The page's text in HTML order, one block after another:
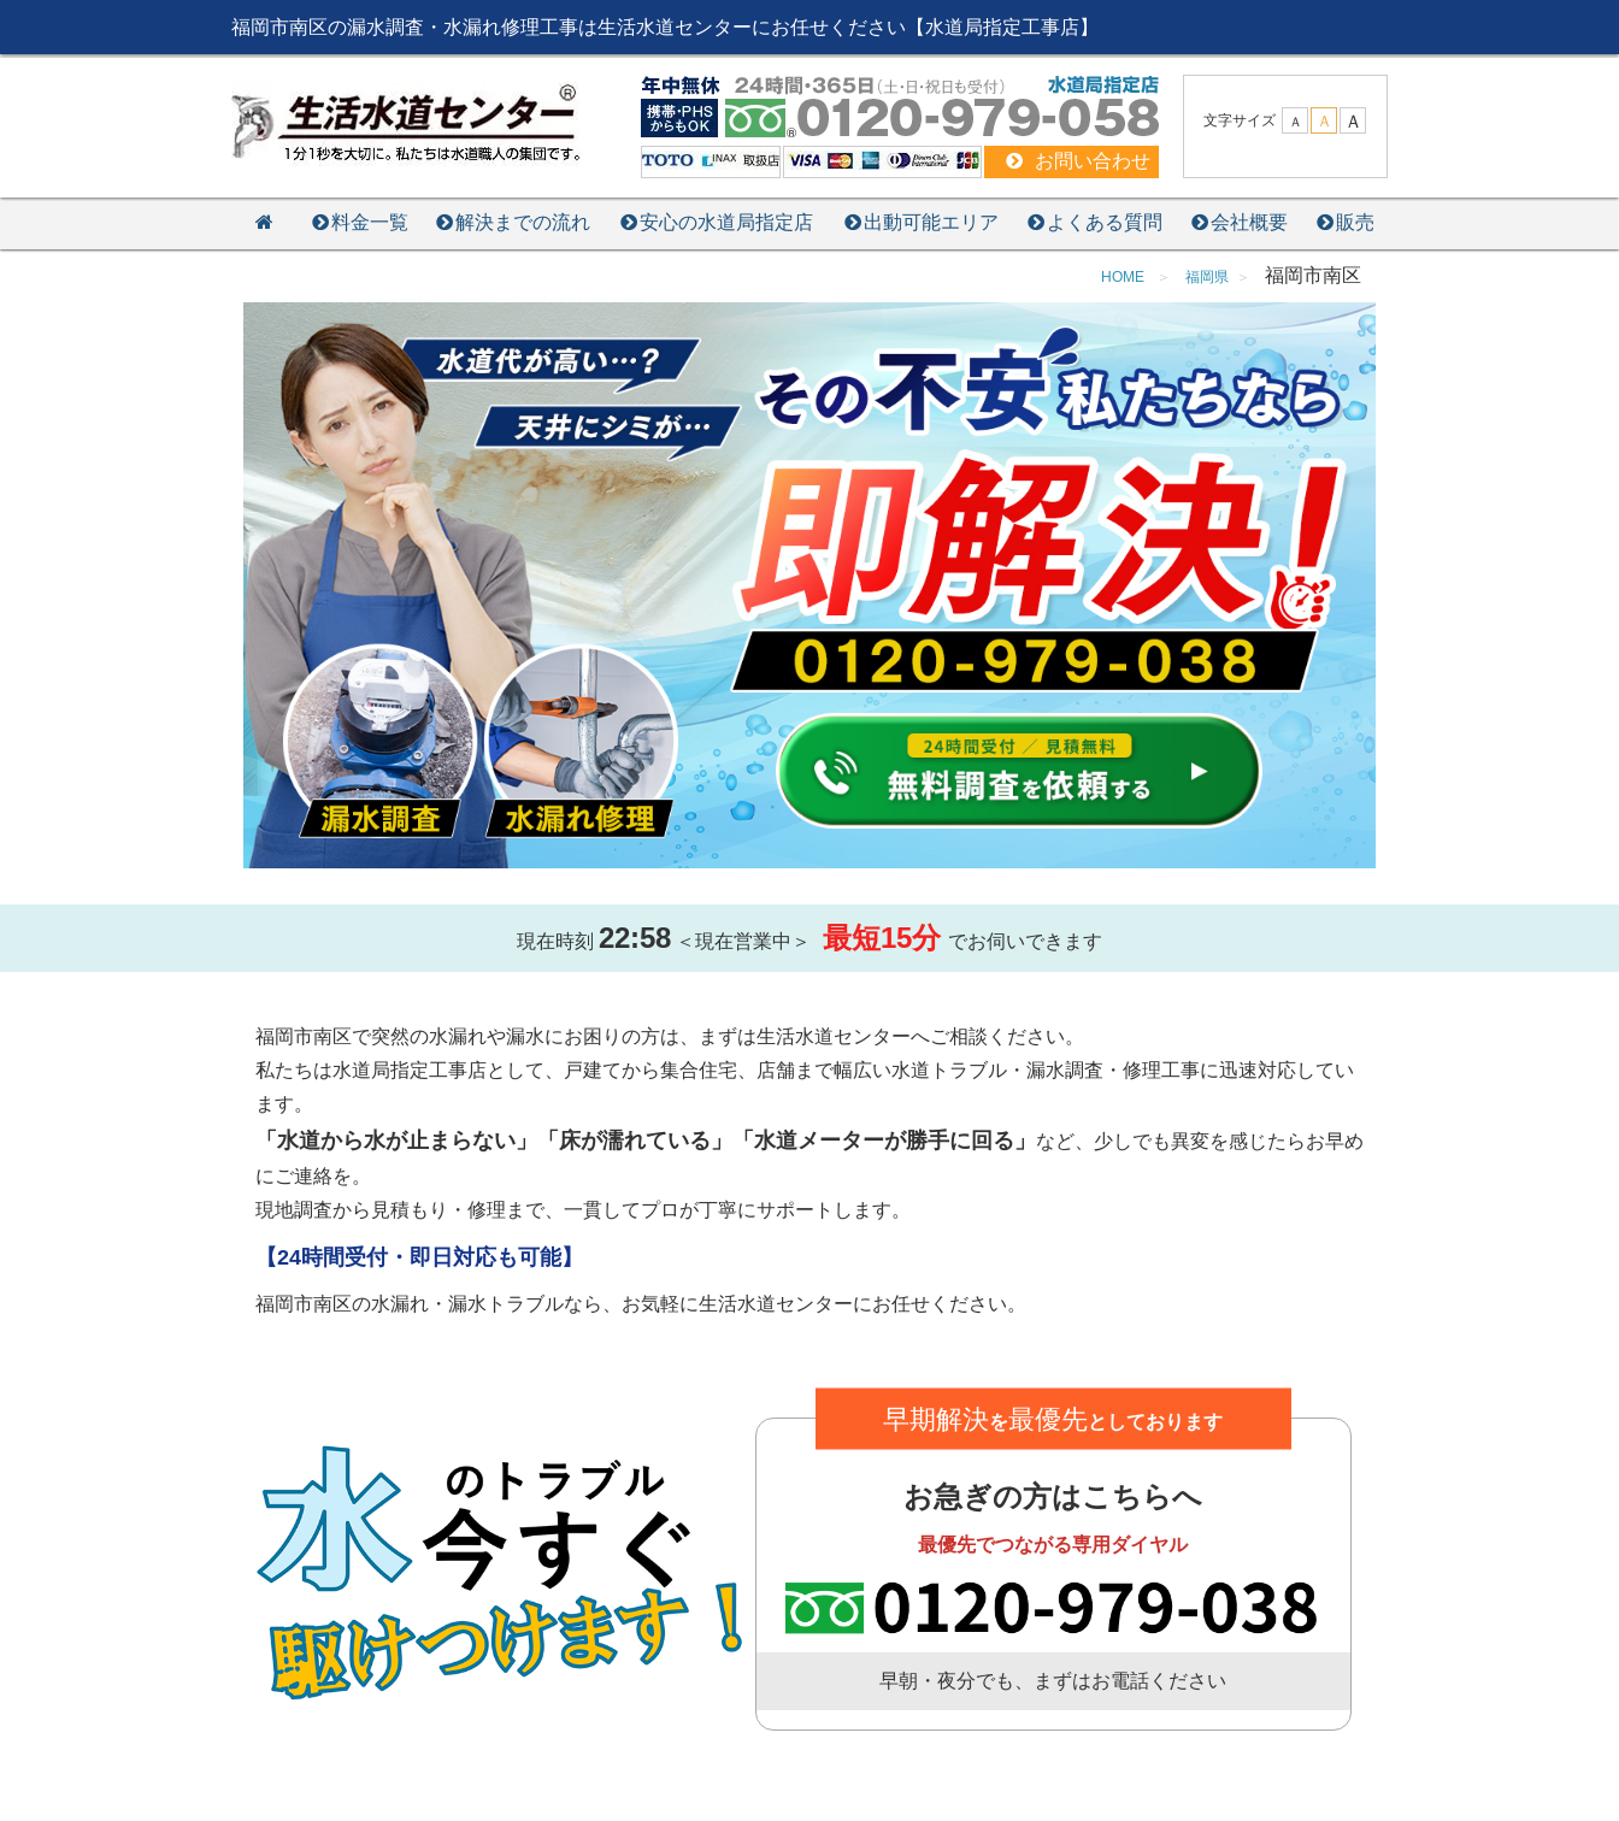
福岡市南区の漏水調査・水漏れ修理工事は生活水道センターにお任せください【水道局指定工事店】
お問い合わせ
文字サイズ Ａ Ａ Ａ
料金一覧 解決までの流れ 安心の水道局指定店 出動可能エリア よくある質問 会社概要 販売
HOME 福岡県 福岡市南区
現在時刻 22:58 ＜現在営業中＞ 最短15分 でお伺いできます
福岡市南区で突然の水漏れや漏水にお困りの方は、まずは生活水道センターへご相談ください。
私たちは水道局指定工事店として、戸建てから集合住宅、店舗まで幅広い水道トラブル・漏水調査・修理工事に迅速対応してい
ます。
「水道から水が止まらない」「床が濡れている」「水道メーターが勝手に回る」
など、少しでも異変を感じたらお早め
にご連絡を。
現地調査から見積もり・修理まで、一貫してプロが丁寧にサポートします。
【24時間受付・即日対応も可能】
福岡市南区の水漏れ・漏水トラブルなら、お気軽に生活水道センターにお任せください。
早期解決を最優先としております
お急ぎの方はこちらへ
最優先でつながる専用ダイヤル
早朝・夜分でも、まずはお電話ください